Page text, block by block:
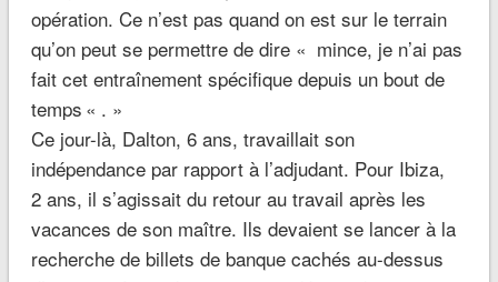
opération. Ce n’est pas quand on est sur le terrain
qu’on peut se permettre de dire « mince, je n’ai pas
fait cet entraînement spécifique depuis un bout de
temps « . »
Ce jour-là, Dalton, 6 ans, travaillait son
indépendance par rapport à l’adjudant. Pour Ibiza,
2 ans, il s’agissait du retour au travail après les
vacances de son maître. Ils devaient se lancer à la
recherche de billets de banque cachés au-dessus